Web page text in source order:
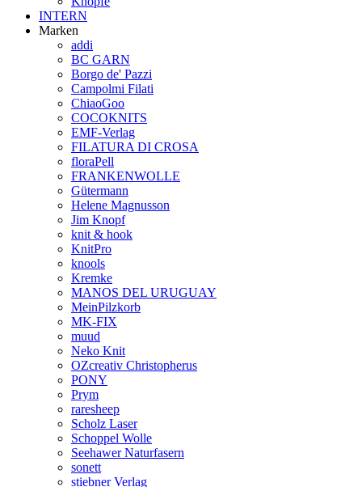
INTERN
Marken
addi
BC GARN
Borgo de' Pazzi
Campolmi Filati
ChiaoGoo
COCOKNITS
EMF-Verlag
FILATURA DI CROSA
floraPell
FRANKENWOLLE
Gütermann
Helene Magnusson
Jim Knopf
knit & hook
KnitPro
knools
Kremke
MANOS DEL URUGUAY
MeinPilzkorb
MK-FIX
muud
Neko Knit
OZcreativ Christopherus
PONY
Prym
raresheep
Scholz Laser
Schoppel Wolle
Seehawer Naturfasern
sonett
stiebner Verlag